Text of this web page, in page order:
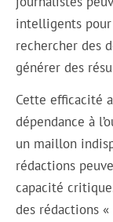
intelligents pour
rechercher des
générer des
Cette efficacité
dépendance à
un maillon
rédactions
capacité
des rédactions